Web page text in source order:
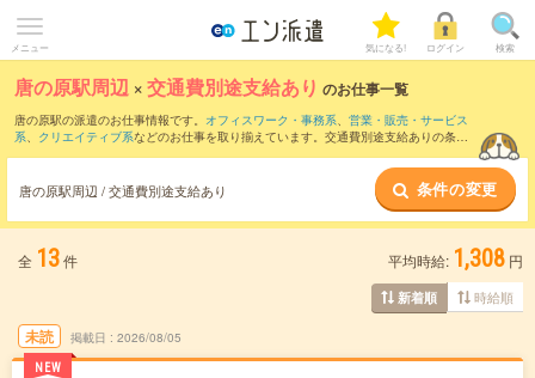
メニュー 気になる! ログイン 検索
唐の原駅周辺 ×交通費別途支給あり のお仕事一覧
唐の原駅の派遣のお仕事情報です。 オフィスワーク・事務系、 営業・販売・サービス
系、 クリエイティブ系などのお仕事を取り揃えています。交通費別途支給ありの条件
唐の原駅周辺 / 交通費別途支給あり 条件の変更
全 13件 平均時給: 1,308 円
新着順 時給順
未読
NEW
掲載日 2026/08/05